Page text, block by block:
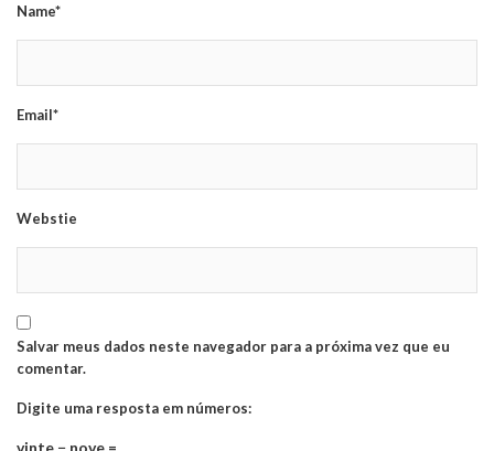
Name*
Email*
Webstie
Salvar meus dados neste navegador para a próxima vez que eu
comentar.
Digite uma resposta em números:
vinte − nove =